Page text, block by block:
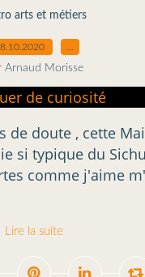
arts et métiers
Arnaud Morisse
de doute , cette
si typique du
comme j'aime
Lire la suite